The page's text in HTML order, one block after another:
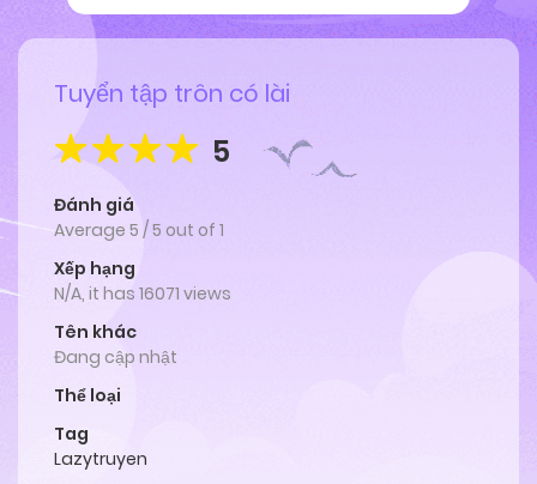
Tuyển tập trôn có lài
5
Đánh giá
Average 5 /5 out of 1
Xếp hạng
N/A, it has 16071 views
Tên khác
Đang cập nhật
Thể loại
Tag
Lazytruyen